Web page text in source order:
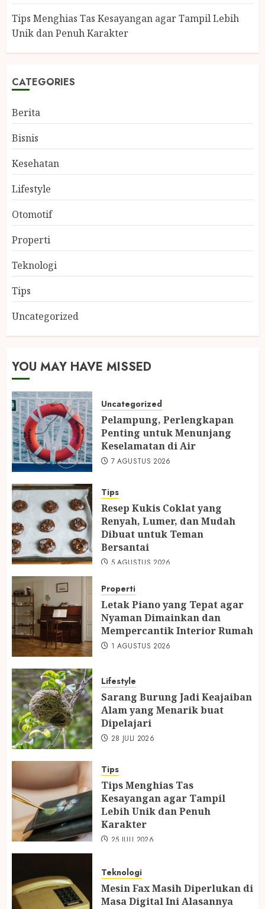
Tips Menghias Tas Kesayangan agar Tampil Lebih
Unik dan Penuh Karakter
CATEGORIES
Berita
Bisnis
Kesehatan
Lifestyle
Otomotif
Properti
Teknologi
Tips
Uncategorized
YOU MAY HAVE MISSED
Uncategorized
Pelampung, Perlengkapan
Penting untuk Menunjang
Keselamatan di Air
7 AGUSTUS 2026
Tips
Resep Kukis Coklat yang
Renyah, Lumer, dan Mudah
Dibuat untuk Teman
Bersantai
5 AGUSTUS 2026
Properti
Letak Piano yang Tepat agar
Nyaman Dimainkan dan
Mempercantik Interior Rumah
1 AGUSTUS 2026
Lifestyle
Sarang Burung Jadi Keajaiban
Alam yang Menarik buat
Dipelajari
28 JULI 2026
Tips
Tips Menghias Tas
Kesayangan agar Tampil
Lebih Unik dan Penuh
Karakter
25 JULI 2026
Teknologi
Mesin Fax Masih Diperlukan di
Masa Digital Ini Alasannya